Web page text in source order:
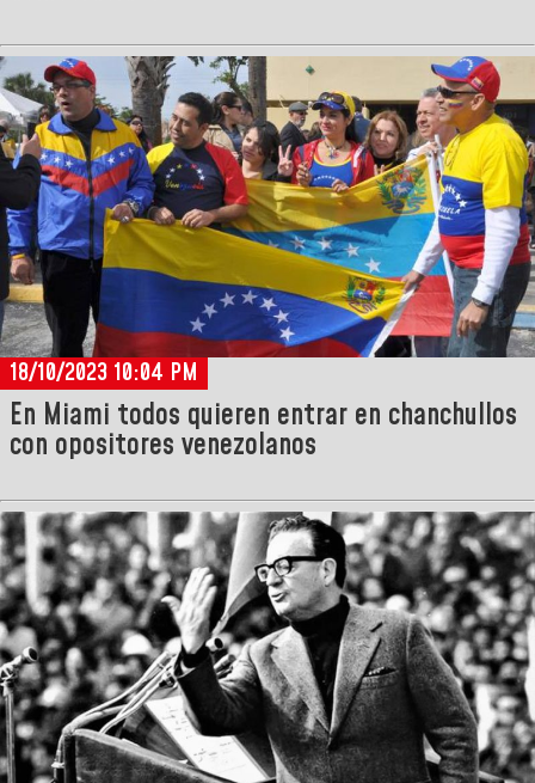
18/10/2023 10:04 PM
En Miami todos quieren entrar en chanchullos
con opositores venezolanos